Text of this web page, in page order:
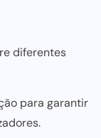
diferentes
para garantir